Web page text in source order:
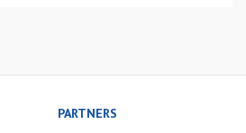
PARTNERS